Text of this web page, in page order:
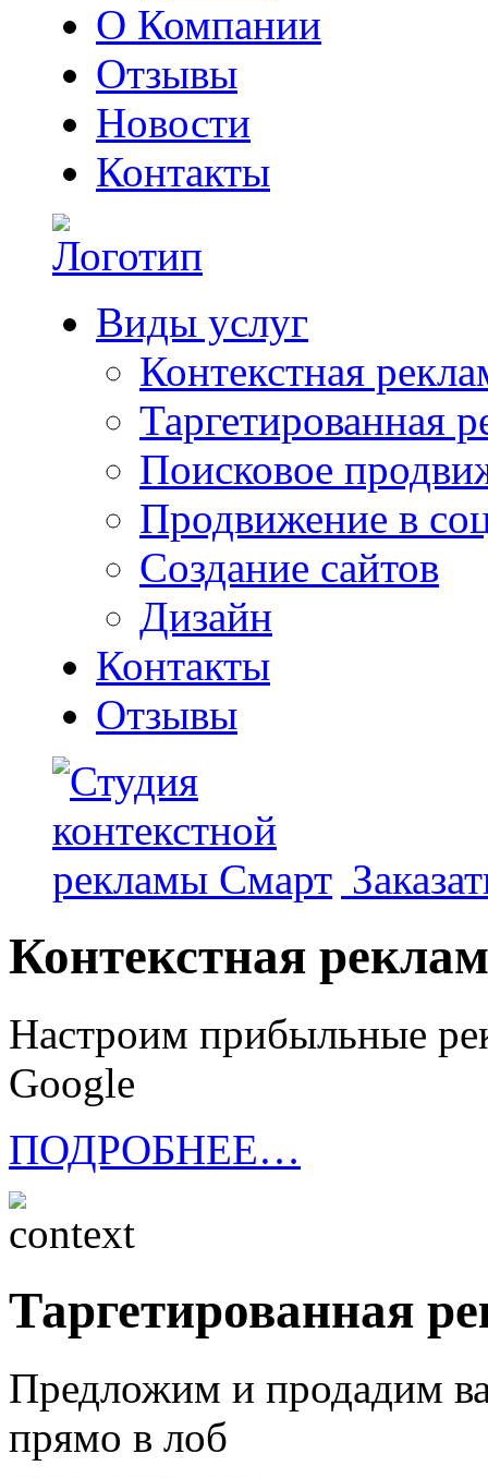
О Компании
Отзывы
Новости
Контакты
Виды услуг
Контекстная
Таргетированная
Поисковое
Продвижение в
Создание сайтов
Дизайн
Контакты
Отзывы
Контекстная
Настроим прибыльные
Google
ПОДРОБНЕЕ…
Таргетированная
Предложим и продадим
прямо в лоб